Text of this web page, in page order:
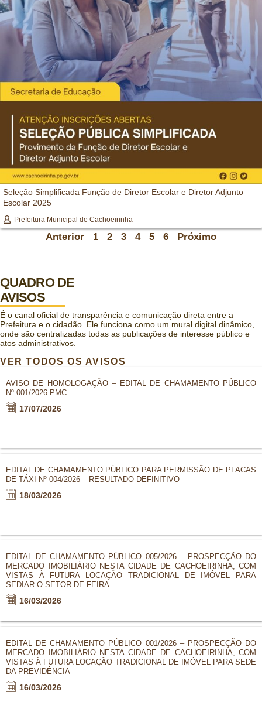
Seleção Simplificada Função de Diretor Escolar e Diretor Adjunto
Escolar 2025
Prefeitura Municipal de Cachoeirinha
Anterior 1 2 3 4 5 6 Próximo
QUADRO DE
AVISOS
É o canal oficial de transparência e comunicação direta entre a
Prefeitura e o cidadão. Ele funciona como um mural digital dinâmico,
onde são centralizadas todas as publicações de interesse público e
atos administrativos.
VER TODOS OS AVISOS
AVISO DE HOMOLOGAÇÃO – EDITAL DE CHAMAMENTO PÚBLICO
Nº 001/2026 PMC
17/07/2026
EDITAL DE CHAMAMENTO PÚBLICO PARA PERMISSÃO DE PLACAS
DE TÁXI Nº 004/2026 – RESULTADO DEFINITIVO
18/03/2026
EDITAL DE CHAMAMENTO PÚBLICO 005/2026 – PROSPECÇÃO DO
MERCADO IMOBILIÁRIO NESTA CIDADE DE CACHOEIRINHA, COM
VISTAS À FUTURA LOCAÇÃO TRADICIONAL DE IMÓVEL PARA
SEDIAR O SETOR DE FEIRA
16/03/2026
EDITAL DE CHAMAMENTO PÚBLICO 001/2026 – PROSPECÇÃO DO
MERCADO IMOBILIÁRIO NESTA CIDADE DE CACHOEIRINHA, COM
VISTAS À FUTURA LOCAÇÃO TRADICIONAL DE IMÓVEL PARA SEDE
DA PREVIDÊNCIA
16/03/2026